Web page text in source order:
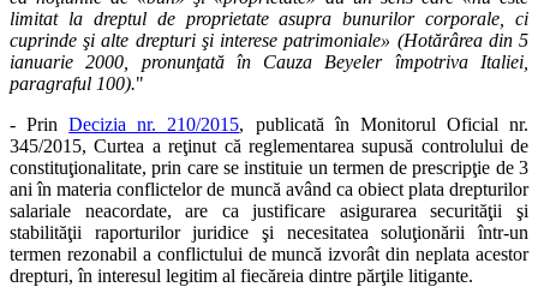
limitat la dreptul de proprietate asupra bunurilor corporale, ci
cuprinde şi alte drepturi şi interese patrimoniale» (Hotărârea din 5
ianuarie 2000, pronunţată în Cauza Beyeler împotriva Italiei,
paragraful 100)."
- PrinDecizia nr. 210/2015, publicată în Monitorul Oficial nr.
345/2015, Curtea a reţinut că reglementarea supusă controlului de
constituţionalitate, prin care se instituie un termen de prescripţie de 3
ani în materia conflictelor de muncă având ca obiect plata drepturilor
salariale neacordate, are ca justificare asigurarea securităţii şi
stabilităţii raporturilor juridice şi necesitatea soluţionării într-un
termen rezonabil a conflictului de muncă izvorât din neplata acestor
drepturi, în interesul legitim al fiecăreia dintre părţile litigante.